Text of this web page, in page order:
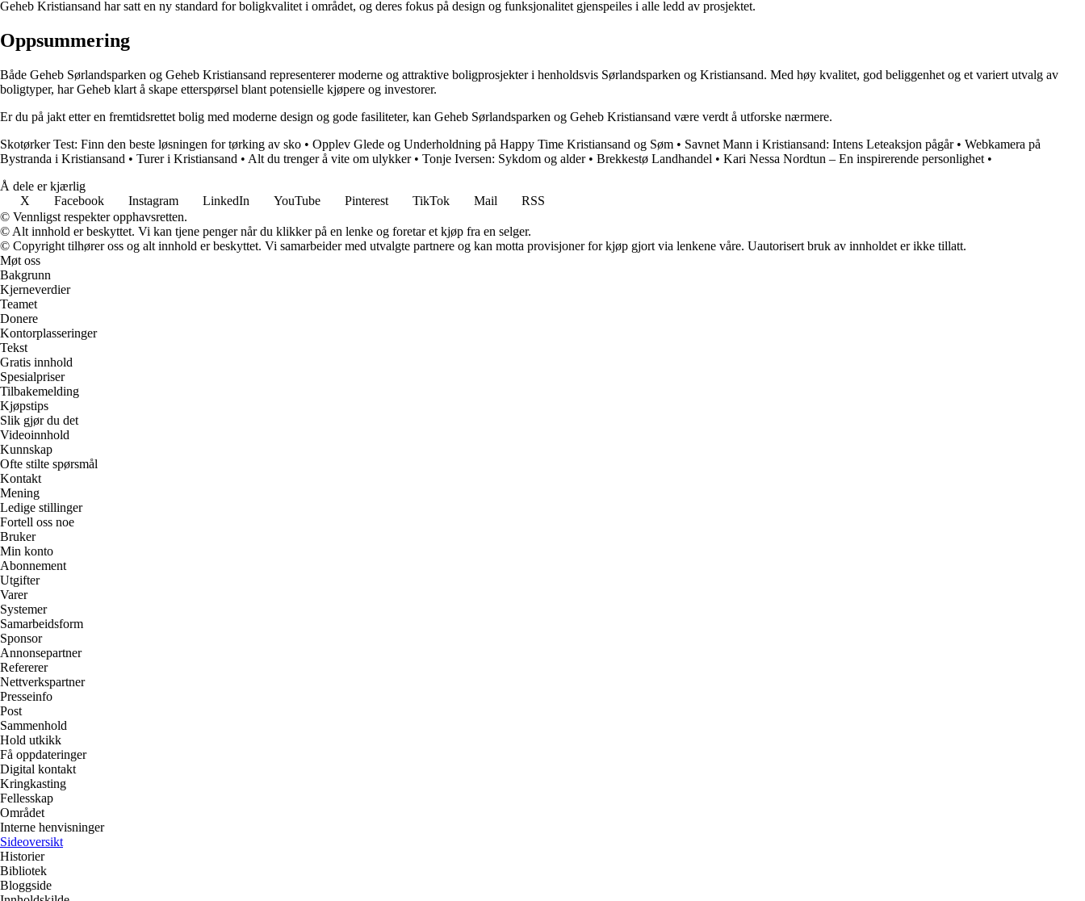
Geheb Kristiansand har satt en ny standard for boligkvalitet i området, og deres fokus på design og funksjonalitet gjenspeiles i alle ledd av prosjektet.
Oppsummering
Både Geheb Sørlandsparken og Geheb Kristiansand representerer moderne og attraktive boligprosjekter i henholdsvis Sørlandsparken og Kristiansand. Med høy kvalitet, god beliggenhet og et variert utvalg av
boligtyper, har Geheb klart å skape etterspørsel blant potensielle kjøpere og investorer.
Er du på jakt etter en fremtidsrettet bolig med moderne design og gode fasiliteter, kan Geheb Sørlandsparken og Geheb Kristiansand være verdt å utforske nærmere.
Skotørker Test: Finn den beste løsningen for tørking av sko • Opplev Glede og Underholdning på Happy Time Kristiansand og Søm • Savnet Mann i Kristiansand: Intens Leteaksjon pågår• Webkamera på
Bystranda i Kristiansand • Turer i Kristiansand • Alt du trenger å vite om ulykker• Tonje Iversen: Sykdom og alder• Brekkestø Landhandel • Kari Nessa Nordtun – En inspirerende personlighet •
Å dele er kjærlig
X
Facebook Instagram LinkedIn YouTube Pinterest TikTok Mail
RSS
© Vennligst respekter opphavsretten.
© Alt innhold er beskyttet. Vi kan tjene penger når du klikker på en lenke og foretar et kjøp fra en selger.
© Copyright tilhører oss og alt innhold er beskyttet. Vi samarbeider med utvalgte partnere og kan motta provisjoner for kjøp gjort via lenkene våre. Uautorisert bruk av innholdet er ikke tillatt.
Møt oss
Bakgrunn
Kjerneverdier
Teamet
Donere
Kontorplasseringer
Tekst
Gratis innhold
Spesialpriser
Tilbakemelding
Kjøpstips
Slik gjør du det
Videoinnhold
Kunnskap
Ofte stilte spørsmål
Kontakt
Mening
Ledige stillinger
Fortell oss noe
Bruker
Min konto
Abonnement
Utgifter
Varer
Systemer
Samarbeidsform
Sponsor
Annonsepartner
Refererer
Nettverkspartner
Presseinfo
Post
Sammenhold
Hold utkikk
Få oppdateringer
Digital kontakt
Kringkasting
Fellesskap
Området
Interne henvisninger
Sideoversikt
Historier
Bibliotek
Bloggside